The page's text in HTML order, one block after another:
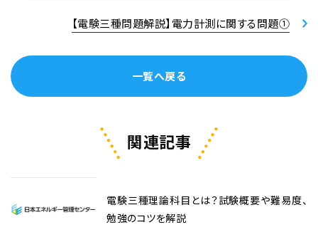
一覧へ戻る
【電験三種問題解説】電力計測に関する問題①
関連記事
電験三種理論科目とは？試験概要や難易度、
勉強のコツを解説